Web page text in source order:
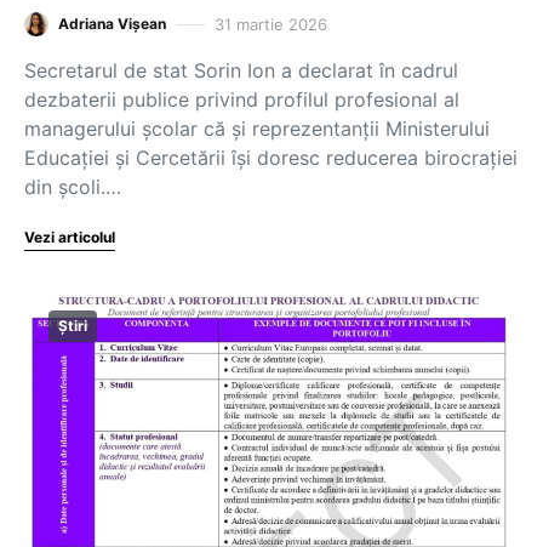
Adriana Vișean 31 martie 2026
Secretarul de stat Sorin Ion a declarat în cadrul
dezbaterii publice privind profilul profesional al
managerului școlar că și reprezentanții Ministerului
Educației și Cercetării își doresc reducerea birocrației
din școli.…
Vezi articolul
Știri